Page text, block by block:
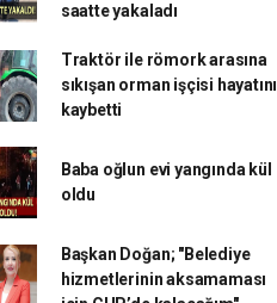
saatte yakaladı
Traktör ile römork arasına
sıkışan orman işçisi hayatını
kaybetti
Baba oğlun evi yangında kül
oldu
Başkan Doğan; "Belediye
hizmetlerinin aksamaması